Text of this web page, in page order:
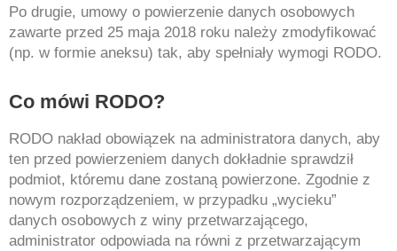
Po drugie, umowy o powierzenie danych osobowych
zawarte przed 25 maja 2018 roku należy zmodyfikować
(np. w formie aneksu) tak, aby spełniały wymogi RODO.
Co mówi RODO?
RODO nakład obowiązek na administratora danych, aby
ten przed powierzeniem danych dokładnie sprawdził
podmiot, któremu dane zostaną powierzone. Zgodnie z
nowym rozporządzeniem, w przypadku „wycieku”
danych osobowych z winy przetwarzającego,
administrator odpowiada na równi z przetwarzającym